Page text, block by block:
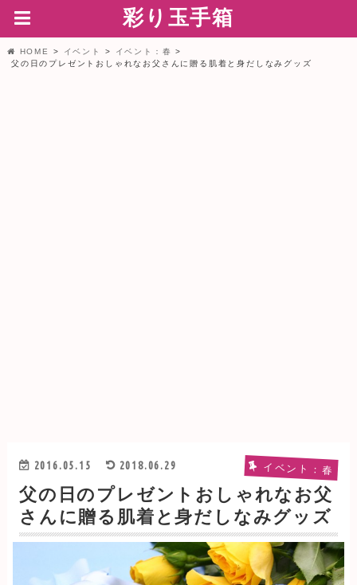
彩り玉手箱
HOME イベント
イベント：春
父の日のプレゼントおしゃれなお父さんに贈る肌着と身だしなみグッズ
2016.05.15 2018.06.29 イベント：春
父の日のプレゼントおしゃれなお父
さんに贈る肌着と身だしなみグッズ